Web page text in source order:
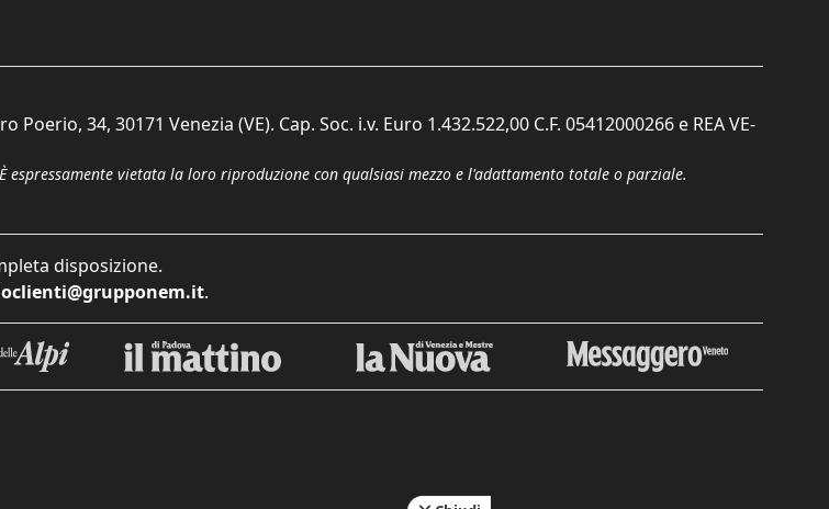
34, 30171 Venezia (VE). Cap. Soc. i.v. Euro 1.432.522,00 C.F. 05412000266 e REA VE-
vietata la loro riproduzione con qualsiasi mezzo e l'adattamento totale o parziale.
disposizione.
.